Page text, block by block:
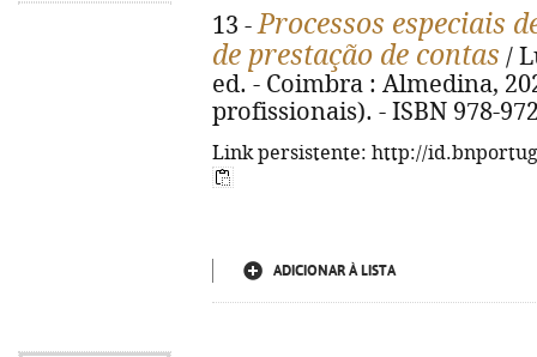
13 -Processos especiais
de prestação de contas /
ed. - Coimbra : Almedina,
profissionais). - ISBN 978-
Link persistente: http://
ADICIONAR À LISTA